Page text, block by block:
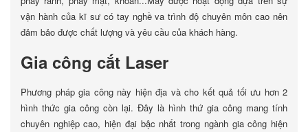
vận hành của kĩ sư có tay nghề va trình độ chuyên môn cao nên
đảm bảo được chất lượng và yêu cầu của khách hàng.
Gia công cắt Laser
Phương pháp gia công này hiện địa và cho kết quả tối ưu hơn 2
hình thức gia công còn lại. Đây là hình thứ gia công mang tính
chuyên nghiệp cao, hiện đại bậc nhất trong ngành gia công hiện